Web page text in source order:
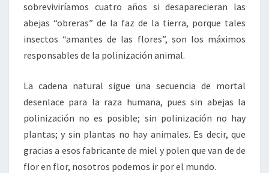
sobreviviríamos cuatro años si desaparecieran las
abejas “obreras” de la faz de la tierra, porque tales
insectos “amantes de las flores”, son los máximos
responsables de la polinización animal.
La cadena natural sigue una secuencia de mortal
desenlace para la raza humana, pues sin abejas la
polinización no es posible; sin polinización no hay
plantas; y sin plantas no hay animales. Es decir, que
gracias a esos fabricante de miel y polen que van de de
flor en flor, nosotros podemos ir por el mundo.